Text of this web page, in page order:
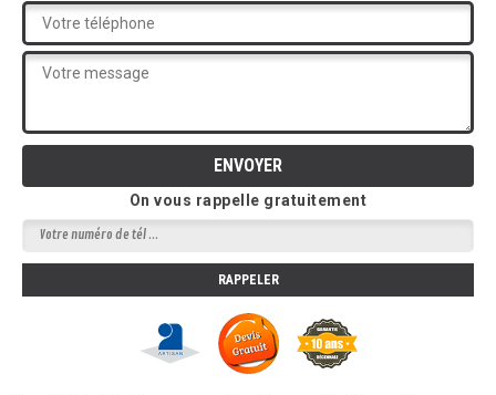
On vous rappelle gratuitement